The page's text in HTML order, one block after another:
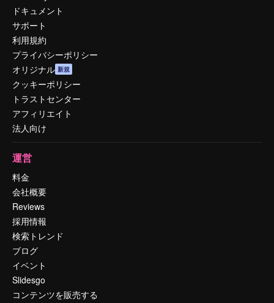
ドキュメント
サポート
利用規約
プライバシーポリシー
オリジナル 新規
クッキーポリシー
トラストセンター
アフィリエイト
法人向け
運営
料金
会社概要
Reviews
採用情報
検索トレンド
ブログ
イベント
Slidesgo
コンテンツを販売する